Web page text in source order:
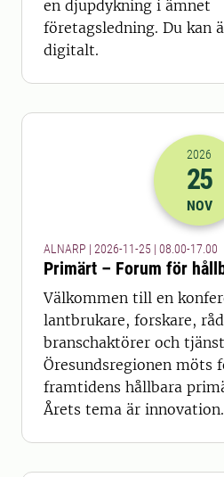
en djupdykning i ämnet
företagsledning. Du kan
digitalt.
2026
25
NOV
ALNARP | 2026-11-25 | 08.00-17.00
Primärt – Forum för
Välkommen till en
lantbrukare, forskare,
branschaktörer och
Öresundsregionen möts
framtidens hållbara
Årets tema är innovation.